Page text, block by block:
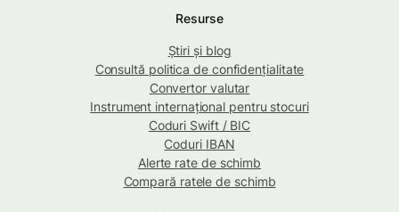
Resurse
Știri și blog
Consultă politica de confidențialitate
Convertor valutar
Instrument internațional pentru stocuri
Coduri Swift / BIC
Coduri IBAN
Alerte rate de schimb
Compară ratele de schimb